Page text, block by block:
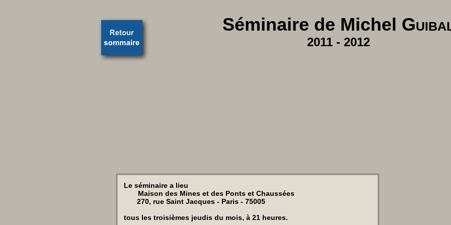
Séminaire de Michel
2011 - 2012
Le séminaire a lieu
Maison des Mines et des Ponts et Chaussées
270, rue Saint Jacques - Paris - 75005
tous les troisièmes jeudis du mois, à 21 heures.